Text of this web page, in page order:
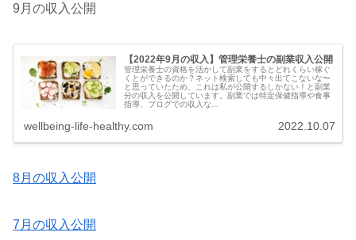
9月の収入公開
【2022年9月の収入】管理栄養士の副業収入公開
管理栄養士の資格を活かして副業をするとどれくらい稼ぐ
くとができるのか？ネット検索しても中々出てこないな〜
と思っていたため、これは私が公開するしかない！と副業
分の収入を公開しています。副業では特定保健指導や食事
指導、ブログでの収入な...
wellbeing-life-healthy.com 2022.10.07
8月の収入公開
7月の収入公開